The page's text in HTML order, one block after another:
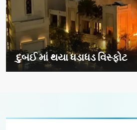
દુબઈ માં થયા ધડાધડ વિસ્ફોટ